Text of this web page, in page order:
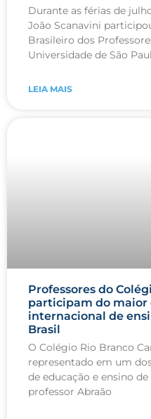
Durante as férias de
João Scanavini
Brasileiro dos
Universidade de São
LEIA MAIS
Professores do
participam do maior
internacional de
Brasil
O Colégio Rio Branco
representado em um
de educação e ensino
professor Abraão